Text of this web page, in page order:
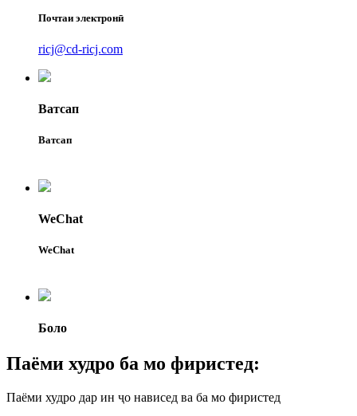
Почтаи электронӣ
ricj@cd-ricj.com
Ватсап
Ватсап
WeChat
WeChat
Боло
Паёми худро ба мо фиристед:
Паёми худро дар ин ҷо нависед ва ба мо фиристед